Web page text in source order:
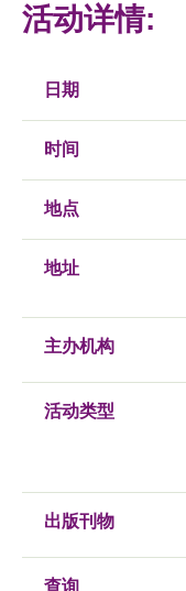
活动详情:
日期
时间
地点
地址
主办机构
活动类型
出版刊物
查询